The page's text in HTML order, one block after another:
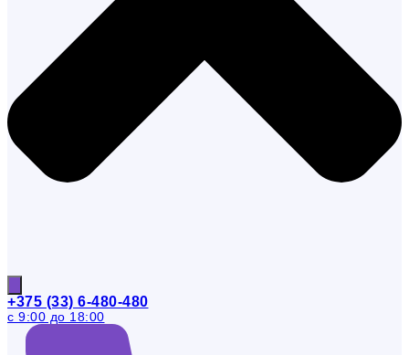
+375 (33) 6-480-480
с 9:00 до 18:00